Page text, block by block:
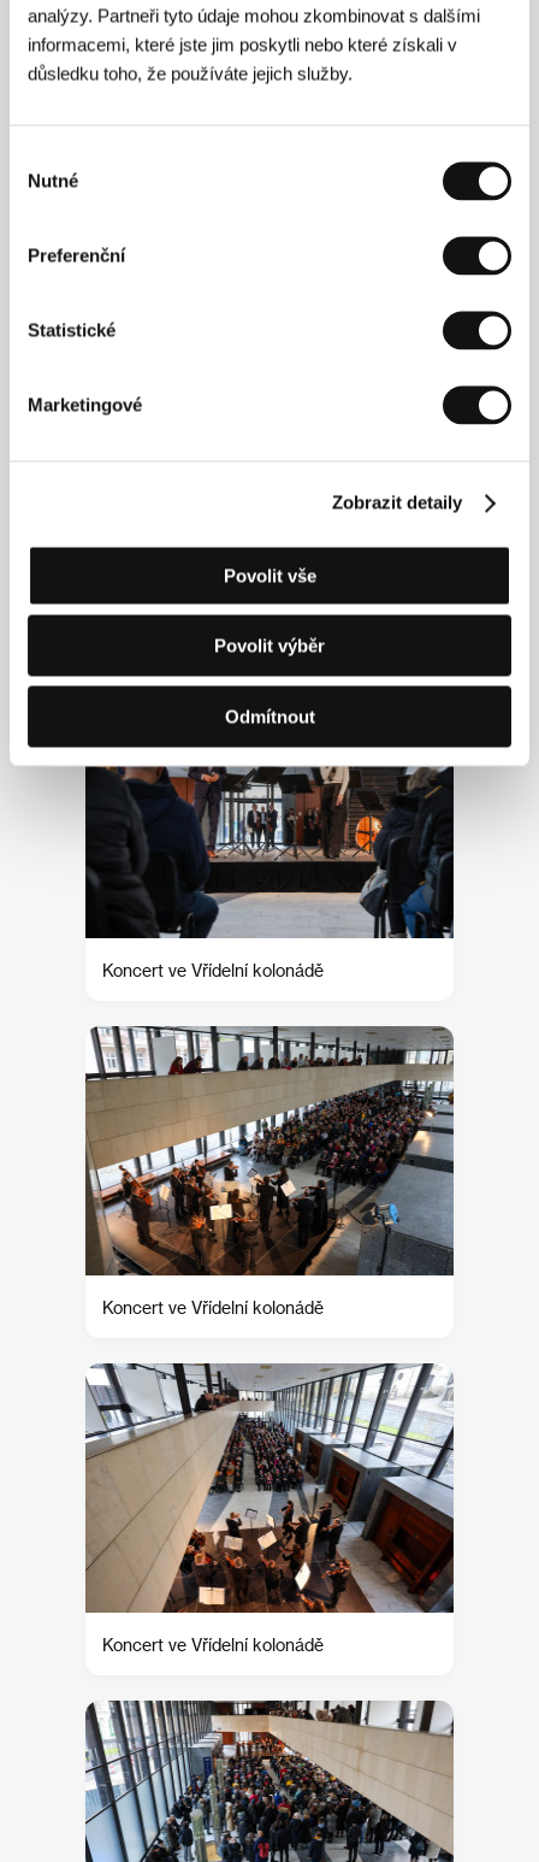
analýzy. Partneři tyto údaje mohou zkombinovat s dalšími
informacemi, které jste jim poskytli nebo které získali v
důsledku toho, že používáte jejich služby.
souhlasu
Nutné
Preferenční
Statistické
Marketingové
Zobrazit detaily
Povolit vše
Povolit výběr
Odmítnout
Koncert ve Vřídelní kolonádě
Koncert ve Vřídelní kolonádě
Koncert ve Vřídelní kolonádě
Koncert ve Vřídelní kolonádě